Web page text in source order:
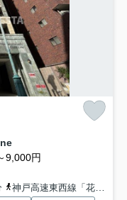
9,000円
神戸高速東西線「花隈」駅 徒歩5分